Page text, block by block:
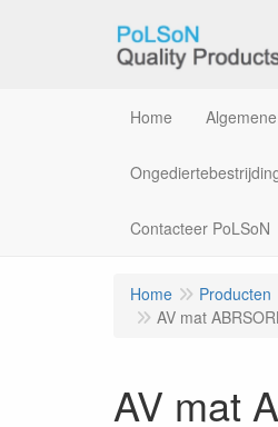
Home
Contacteer PoLSoN
Home Producten
AV mat
AV mat